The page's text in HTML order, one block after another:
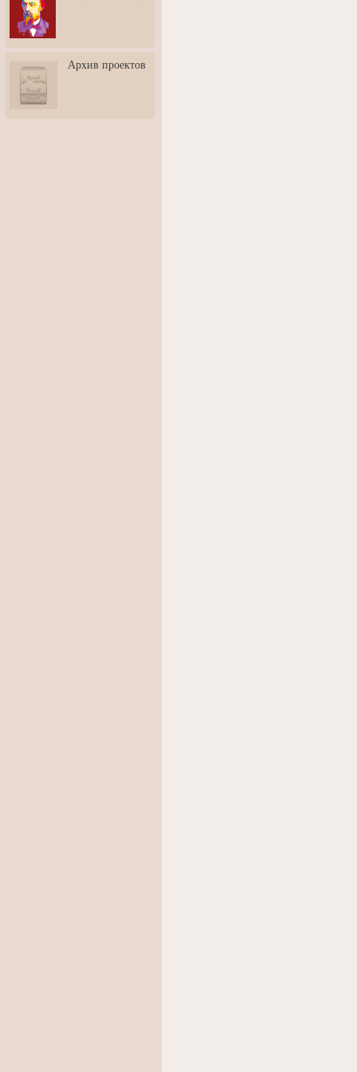
3: Обусловленности
человека и их влияние на
карьеру
скульптором Дмитрием
Тугариновым
АртБульвар в День города
Архив проектов